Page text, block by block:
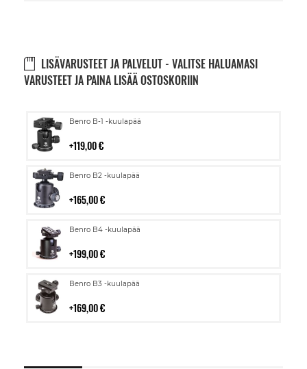
LISÄVARUSTEET JA PALVELUT - VALITSE HALUAMASI
VARUSTEET JA PAINA LISÄÄ OSTOSKORIIN
Benro B-1 -kuulapää
119,00 €
Lisää
Benro B2 -kuulapää
165,00 €
Lisää
Benro B4 -kuulapää
199,00 €
Lisää
Benro B3 -kuulapää
169,00 €
Lisää